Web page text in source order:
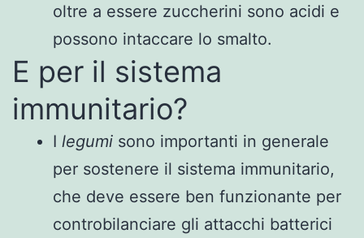
oltre a essere zuccherini sono acidi e
possono intaccare lo smalto.
E per il sistema
immunitario?
I legumi sono importanti in generale
per sostenere il sistema immunitario,
che deve essere ben funzionante per
controbilanciare gli attacchi batterici